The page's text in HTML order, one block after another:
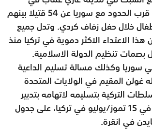
جنوب شرق تركيا قرب الحدود مع سوريا عن 54 قتيلا بينهم
خلال حفل زفاف كردي. وتدل جميع
الاعتداء الاكثر دموية في تركيا منذ
بصمات تنظيم الدولة الاسلامية.
سوريا وكذلك مسالة تسليم الداعية
غولن المقيم في الولايات المتحدة
التركية بتسليمه لاتهامه بتدبير
محاولة الانقلاب في 15 تموز/يوليو في تركيا، على جدول
في انقرة.